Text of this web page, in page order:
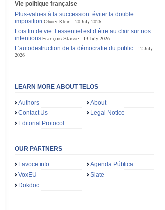
Vie politique française
Plus-values à la succession: éviter la double
imposition Olivier Klein
20 July 2026
Lois fin de vie: l’essentiel est d’être au clair sur nos
intentions François Stasse
13 July 2026
L’autodestruction de la démocratie du public
12 July
2026
LEARN MORE ABOUT TELOS
Authors
About
Contact Us
Legal Notice
Editorial Protocol
OUR PARTNERS
Lavoce.info
Agenda Pública
VoxEU
Slate
Dokdoc